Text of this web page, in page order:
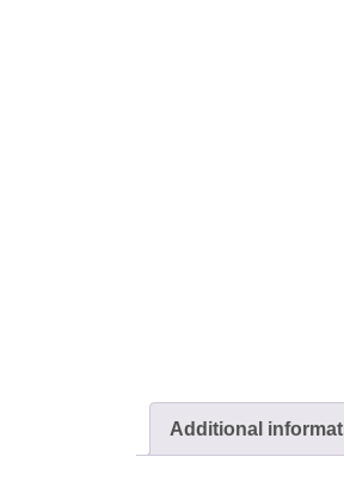
Additional